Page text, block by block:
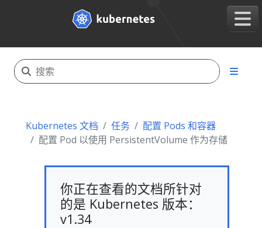
Kubernetes 文档 任务
配置 Pods 和容器
配置 Pod 以使用 PersistentVolume 作为存储
你正在查看的文档所针对
的是 Kubernetes 版本：
v1.34